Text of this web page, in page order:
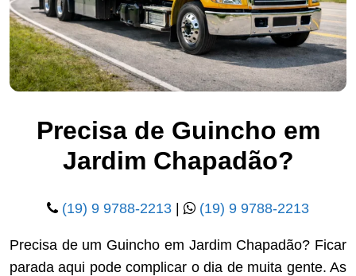
Precisa de Guincho em
Jardim Chapadão?
(19) 9 9788-2213 | (19) 9 9788-2213
Precisa de um Guincho em Jardim Chapadão? Ficar
parada aqui pode complicar o dia de muita gente. As